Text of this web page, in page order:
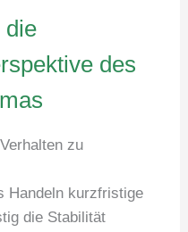
die
des
zu
Handeln kurzfristige
die Stabilität